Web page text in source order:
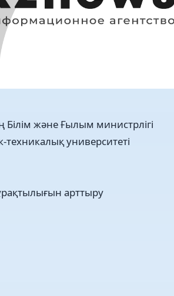
және Ғылым министрлігі
техникалық университеті
арттыру